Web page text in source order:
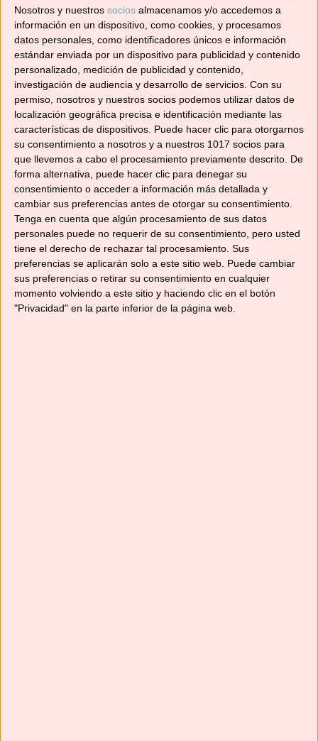
Nosotros y nuestros socios almacenamos y/o accedemos a
información en un dispositivo, como cookies, y procesamos
datos personales, como identificadores únicos e información
estándar enviada por un dispositivo para publicidad y contenido
personalizado, medición de publicidad y contenido,
investigación de audiencia y desarrollo de servicios. Con su
permiso, nosotros y nuestros socios podemos utilizar datos de
localización geográfica precisa e identificación mediante las
características de dispositivos. Puede hacer clic para otorgarnos
su consentimiento a nosotros y a nuestros 1017 socios para
que llevemos a cabo el procesamiento previamente descrito. De
forma alternativa, puede hacer clic para denegar su
consentimiento o acceder a información más detallada y
cambiar sus preferencias antes de otorgar su consentimiento.
Tenga en cuenta que algún procesamiento de sus datos
personales puede no requerir de su consentimiento, pero usted
tiene el derecho de rechazar tal procesamiento. Sus
preferencias se aplicarán solo a este sitio web. Puede cambiar
sus preferencias o retirar su consentimiento en cualquier
momento volviendo a este sitio y haciendo clic en el botón
"Privacidad" en la parte inferior de la página web.
enfermedad y la verdad es que hoy día todavía
lo tienen …Leer más
Categorías
Recetas con Thermomix, Recetas de postres
y dulces
Etiquetas
bizcocho de chocolate,bizcocho sin gluten
chocolate,gluten free, recetas para celiacos,
robot de cocina , sin gluten,Tm31,Tm5, TM6
Deja un comentario
Categorías
Categorías